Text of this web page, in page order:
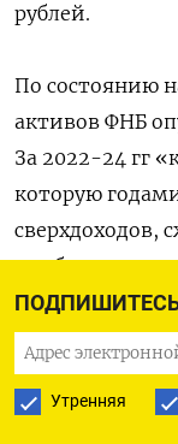
Утренняя
рублей.
По состоянию
активов ФНБ
За 2022-24 гг
которую
сверхдоходов,
в рублевом
(с $113,5 млрд
Если цены. на
запас может